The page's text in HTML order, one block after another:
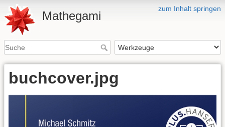
zum Inhalt springen
Mathegami
buchcover.jpg